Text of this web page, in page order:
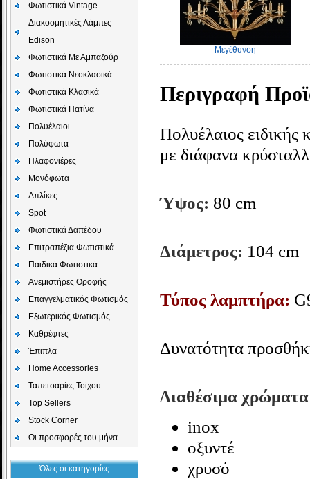
Φωτιστικά Vintage
Διακοσμητικές Λάμπες
Edison
Φωτιστικά Με Αμπαζούρ
Φωτιστικά Νεοκλασικά
Φωτιστικά Κλασικά
Φωτιστικά Πατίνα
Πολυέλαιοι
Πολύφωτα
Πλαφονιέρες
Μονόφωτα
Απλίκες
Spot
Φωτιστικά Δαπέδου
Επιτραπέζια Φωτιστικά
Παιδικά Φωτιστικά
Aνεμιστήρες Οροφής
Επαγγελματικός Φωτισμός
Εξωτερικός Φωτισμός
Καθρέφτες
Έπιπλα
Home Accessories
Ταπετσαρίες Τοίχου
Top Sellers
Stock Corner
Οι προσφορές του μήνα
Όλες οι κατηγορίες
Μεγέθυνση
Περιγραφή
Πολυέλαιος ειδικής
με διάφανα
Ύψος: 80 cm
Διάμετρος: 104 cm
Τύπος λαμπτήρα:
Δυνατότητα
Διαθέσιμα
inox
οξυντέ
χρυσό